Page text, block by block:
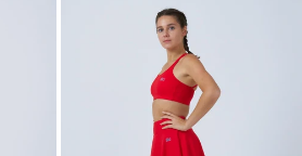
40° in der Maschine waschbar. Nur
Kein Weichspüler